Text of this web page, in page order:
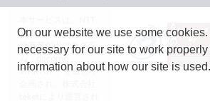
ドコモグループの新
規事業創出プログラ
ム「docomo
STARTUP」を通じて
On our website we use some
necessary for our site to work
information about how our site is used.